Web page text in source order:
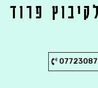
פרוד